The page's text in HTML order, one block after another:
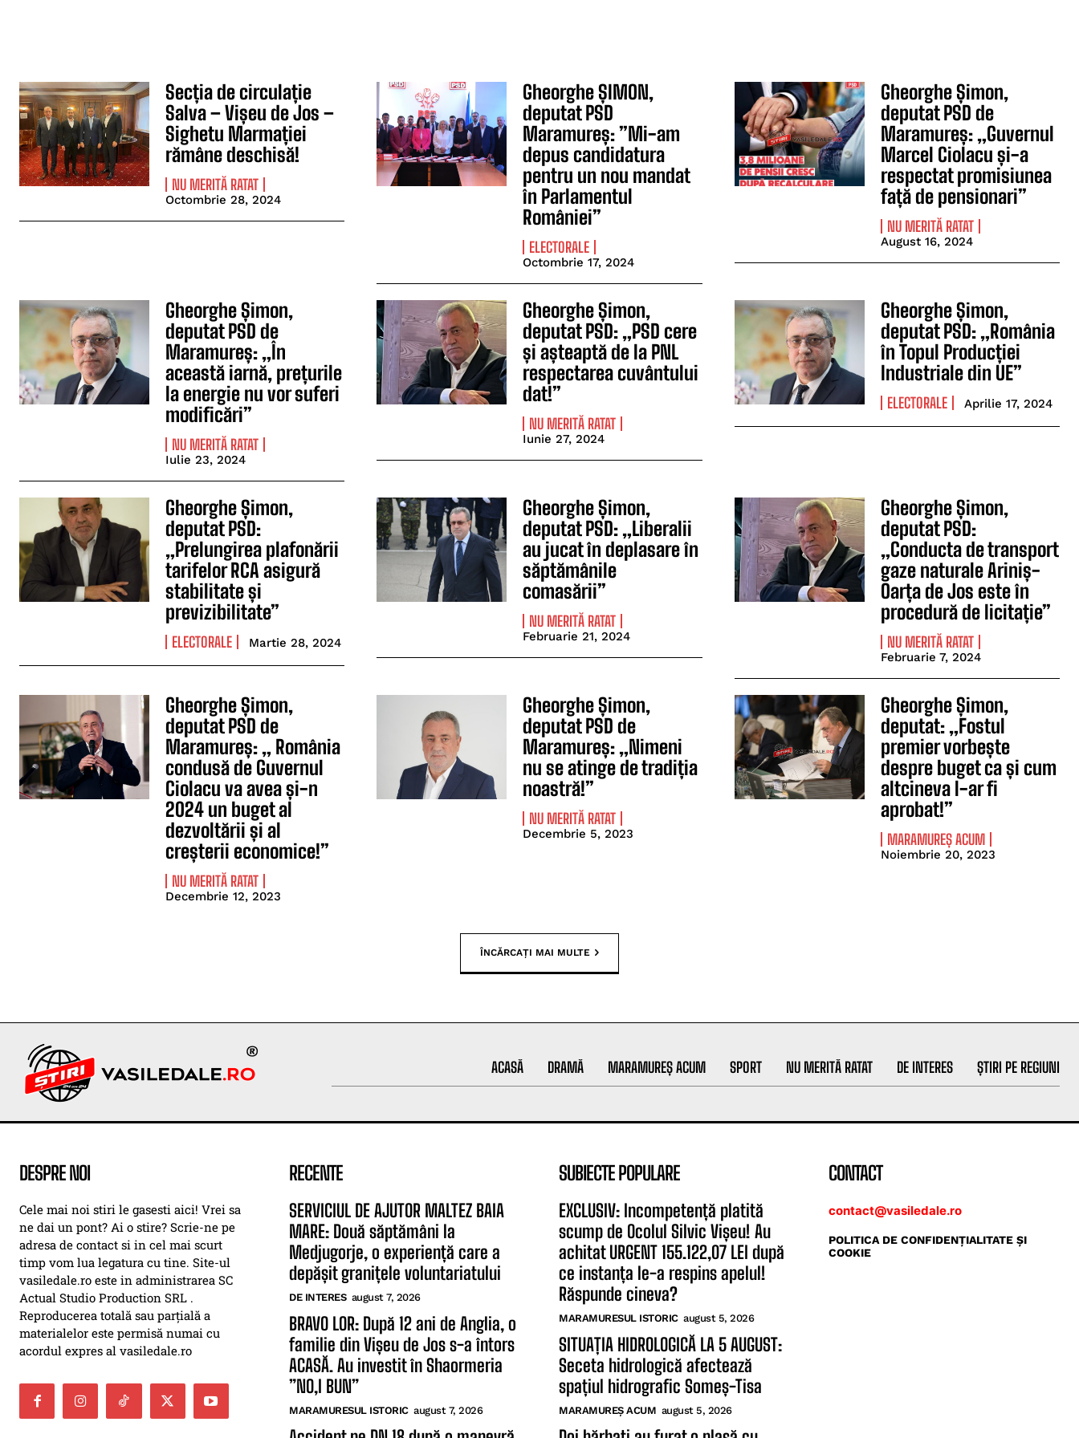
Secția de circulație
Salva – Vișeu de Jos –
Sighetu Marmației
rămâne deschisă!
NU MERITĂ RATAT
Octombrie 28, 2024
Gheorghe ȘIMON,
deputat PSD
Maramureș: ”Mi-am
depus candidatura
pentru un nou mandat
în Parlamentul
României”
ELECTORALE
Octombrie 17, 2024
Gheorghe Șimon,
deputat PSD de
Maramureș: „Guvernul
Marcel Ciolacu și-a
respectat promisiunea
față de pensionari”
NU MERITĂ RATAT
August 16, 2024
Gheorghe Șimon,
deputat PSD de
Maramureș: „În
această iarnă, prețurile
la energie nu vor suferi
modificări”
NU MERITĂ RATAT
Iulie 23, 2024
Gheorghe Șimon,
deputat PSD: „PSD cere
și așteaptă de la PNL
respectarea cuvântului
dat!”
NU MERITĂ RATAT
Iunie 27, 2024
Gheorghe Șimon,
deputat PSD: „România
în Topul Producției
Industriale din UE”
ELECTORALE Aprilie 17, 2024
Gheorghe Șimon,
deputat PSD:
„Prelungirea plafonării
tarifelor RCA asigură
stabilitate și
previzibilitate”
ELECTORALE Martie 28, 2024
Gheorghe Șimon,
deputat PSD: „Liberalii
au jucat în deplasare în
săptămânile
comasării”
NU MERITĂ RATAT
Februarie 21, 2024
Gheorghe Șimon,
deputat PSD:
„Conducta de transport
gaze naturale Ariniș-
Oarța de Jos este în
procedură de licitație”
NU MERITĂ RATAT
Februarie 7, 2024
Gheorghe Șimon,
deputat PSD de
Maramureș: „ România
condusă de Guvernul
Ciolacu va avea și-n
2024 un buget al
dezvoltării și al
creșterii economice!”
NU MERITĂ RATAT
Decembrie 12, 2023
Gheorghe Șimon,
deputat PSD de
Maramureș: „Nimeni
nu se atinge de tradiția
noastră!”
NU MERITĂ RATAT
Decembrie 5, 2023
Gheorghe Șimon,
deputat: „Fostul
premier vorbește
despre buget ca și cum
altcineva l-ar fi
aprobat!”
MARAMUREȘ ACUM
Noiembrie 20, 2023
ÎNCĂRCAȚI MAI MULTE
ACASĂ DRAMĂ MARAMUREȘ ACUM SPORT NU MERITĂ RATAT DE INTERES ȘTIRI PE REGIUNI
DESPRE NOI
Cele mai noi stiri le gasesti aici! Vrei sa
ne dai un pont? Ai o stire? Scrie-ne pe
adresa de contact si in cel mai scurt
timp vom lua legatura cu tine. Site-ul
vasiledale.ro este in administrarea SC
Actual Studio Production SRL .
Reproducerea totală sau parțială a
materialelor este permisă numai cu
acordul expres al vasiledale.ro
RECENTE
SERVICIUL DE AJUTOR MALTEZ BAIA
MARE: Două săptămâni la
Medjugorje, o experiență care a
depășit granițele voluntariatului
DE INTERES august 7, 2026
BRAVO LOR: După 12 ani de Anglia, o
familie din Vișeu de Jos s-a întors
ACASĂ. Au investit în Shaormeria
”NO,I BUN”
MARAMURESUL ISTORIC august 7, 2026
SUBIECTE POPULARE
EXCLUSIV: Incompetență platită
scump de Ocolul Silvic Vișeu! Au
achitat URGENT 155.122,07 LEI după
ce instanța le-a respins apelul!
Răspunde cineva?
MARAMURESUL ISTORIC august 5, 2026
SITUAȚIA HIDROLOGICĂ LA 5 AUGUST:
Seceta hidrologică afectează
spațiul hidrografic Someș-Tisa
MARAMUREȘ ACUM august 5, 2026
CONTACT
contact@vasiledale.ro
POLITICA DE CONFIDENŢIALITATE ŞI
COOKIE